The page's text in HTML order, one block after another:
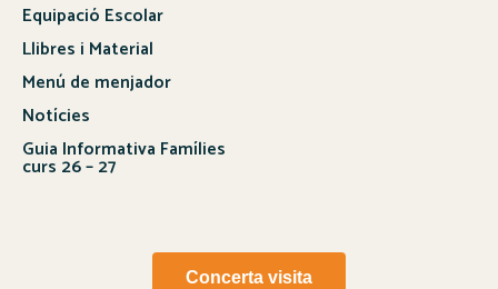
Equipació Escolar
Llibres i Material
Menú de menjador
Notícies
Guia Informativa Famílies
curs 26 – 27
Concerta visita